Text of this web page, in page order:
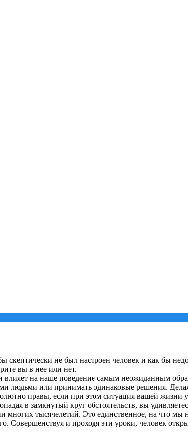
не был настроен человек и как бы
вы в нее или нет.
на наше поведение самым неожиданным
людьми или принимать одинаковые решения. Делая
правы, если при этом ситуация вашей жизни
в замкнутый круг обстоятельств, вы
многих тысячелетий. Это единственное, на что
и проходя эти уроки, человек